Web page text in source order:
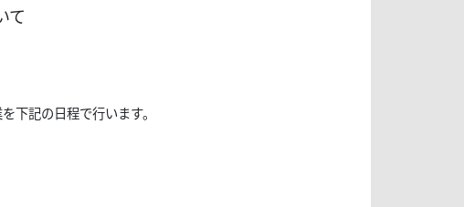
て
下記の日程で行います。